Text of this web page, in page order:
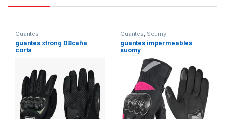
Guantes
guantes xtrong 08caña
corta
Guantes, Soumy
guantes impermeables
suomy